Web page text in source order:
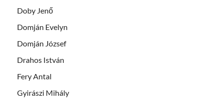
Doby Jenő
Domján Evelyn
Domján József
Drahos István
Fery Antal
Gyirászi Mihály